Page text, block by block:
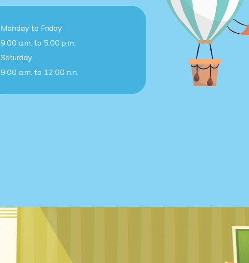
Monday to Friday
9:00 a.m. to 5:00 p.m.
Saturday
9:00 a.m. to 12:00 n.n.